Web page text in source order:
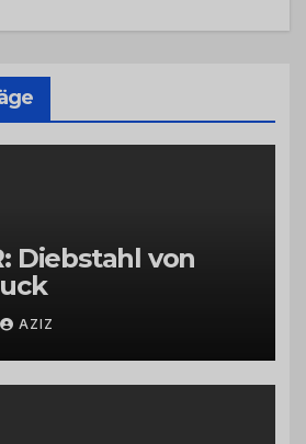
Diebstahl von
AZIZ